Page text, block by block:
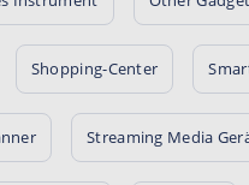
Shopping-Center
Streaming Media